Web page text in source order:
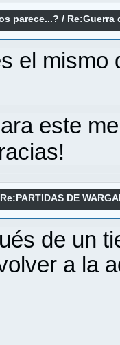
parece...? / Re:Guerra
el
este
Re:PARTIDAS DE
de un
a la